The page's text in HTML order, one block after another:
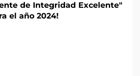
de Integridad Excelente"
el año 2024!